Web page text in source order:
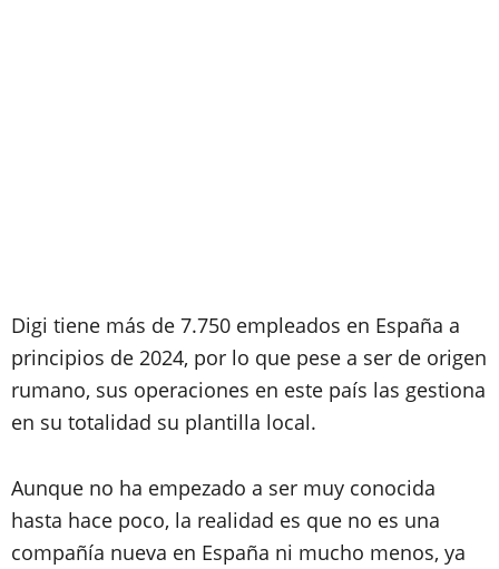
Digi tiene más de 7.750 empleados en España a
principios de 2024, por lo que pese a ser de origen
rumano, sus operaciones en este país las gestiona
en su totalidad su plantilla local.
Aunque no ha empezado a ser muy conocida
hasta hace poco, la realidad es que no es una
compañía nueva en España ni mucho menos, ya